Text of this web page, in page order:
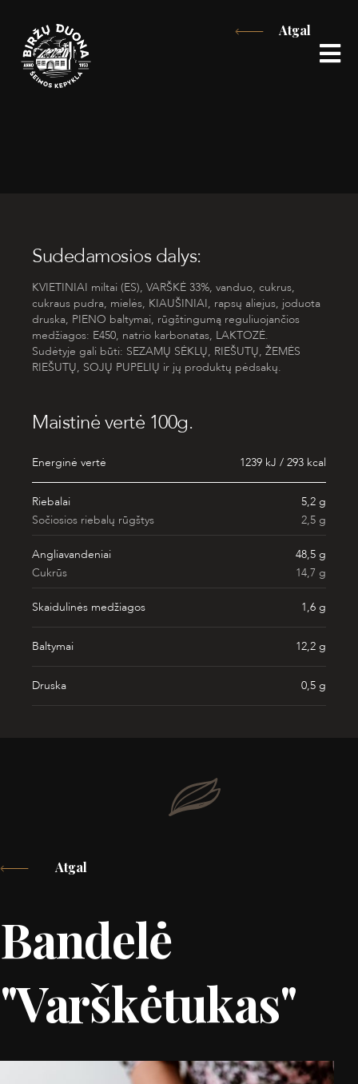
prie
turinio
Atgal
Sudedamosios dalys:
KVIETINIAI miltai (ES), VARŠKĖ 33%, vanduo, cukrus,
cukraus pudra, mielės, KIAUŠINIAI, rapsų aliejus, joduota
druska, PIENO baltymai, rūgštingumą reguliuojančios
medžiagos: E450, natrio karbonatas, LAKTOZĖ.
Sudėtyje gali būti: SEZAMŲ SĖKLŲ, RIEŠUTŲ, ŽEMĖS
RIEŠUTŲ, SOJŲ PUPELIŲ ir jų produktų pėdsakų.
Maistinė vertė 100g.
Energinė vertė 1239 kJ / 293 kcal
Riebalai
5,2 g
Sočiosios riebalų rūgštys
2,5 g
Angliavandeniai
48,5 g
Cukrūs
14,7 g
Skaidulinės medžiagos 1,6 g
Baltymai 12,2 g
Druska 0,5 g
Atgal
Bandelė
"Varškėtukas"